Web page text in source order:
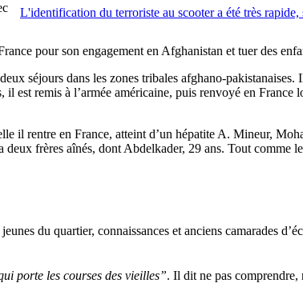
L'identification du terroriste au scooter a été très
pour son engagement en Afghanistan et tuer des
séjours dans les zones tribales afghano-pakistanaises.
est remis à l’armée américaine, puis renvoyé en France
il rentre en France, atteint d’un hépatite A. Mineur,
frères aînés, dont Abdelkader, 29 ans. Tout comme
du quartier, connaissances et anciens camarades
porte les courses des vieilles”. Il dit ne pas comprendre,